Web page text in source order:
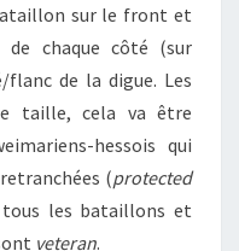
sur le front et
chaque côté (sur
flanc de la digue. Les
taille, cela va être
hessois qui
(protected
les bataillons et
veteran.